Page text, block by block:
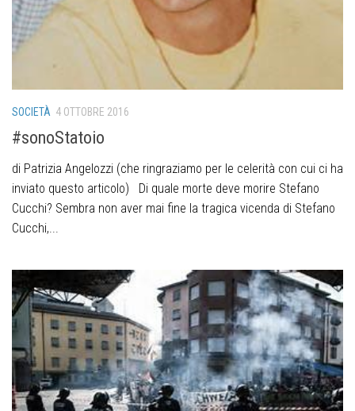
SOCIETÀ 4 OTTOBRE 2016
#sonoStatoio
di Patrizia Angelozzi (che ringraziamo per le celerità con cui ci ha
inviato questo articolo) Di quale morte deve morire Stefano
Cucchi? Sembra non aver mai fine la tragica vicenda di Stefano
Cucchi,...